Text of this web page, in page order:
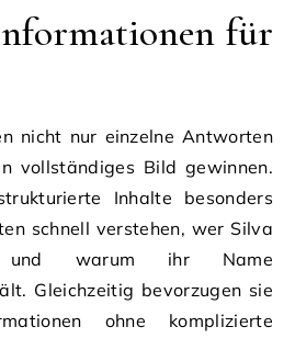
für
nicht nur einzelne Antworten
vollständiges Bild gewinnen.
Inhalte besonders
schnell verstehen, wer Silva
und warum ihr Name
Gleichzeitig bevorzugen sie
ohne komplizierte